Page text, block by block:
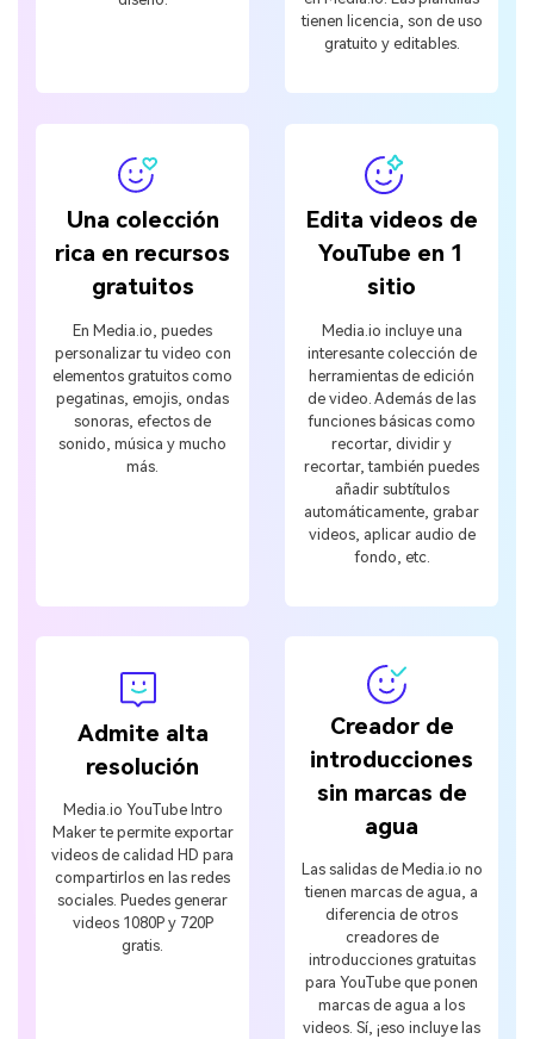
tienen licencia, son de uso
gratuito y editables.
Una colección
rica en recursos
gratuitos
En Media.io, puedes
personalizar tu video con
elementos gratuitos como
pegatinas, emojis, ondas
sonoras, efectos de
sonido, música y mucho
más.
Edita videos de
YouTube en 1
sitio
Media.io incluye una
interesante colección de
herramientas de edición
de video. Además de las
funciones básicas como
recortar, dividir y
recortar, también puedes
añadir subtítulos
automáticamente, grabar
videos, aplicar audio de
fondo, etc.
Admite alta
resolución
Media.io YouTube Intro
Maker te permite exportar
videos de calidad HD para
compartirlos en las redes
sociales. Puedes generar
videos 1080P y 720P
gratis.
Creador de
introducciones
sin marcas de
agua
Las salidas de Media.io no
tienen marcas de agua, a
diferencia de otros
creadores de
introducciones gratuitas
para YouTube que ponen
marcas de agua a los
videos. Sí, ¡eso incluye las